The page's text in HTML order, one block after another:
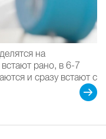
на
рано, в 6-7
и сразу встают с